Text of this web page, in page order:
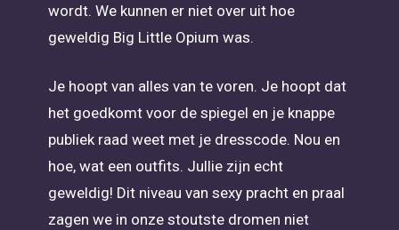
wordt. We kunnen er niet over uit hoe
geweldig Big Little Opium was.
Je hoopt van alles van te voren. Je hoopt dat
het goedkomt voor de spiegel en je knappe
publiek raad weet met je dresscode. Nou en
hoe, wat een outfits. Jullie zijn echt
geweldig! Dit niveau van sexy pracht en praal
zagen we in onze stoutste dromen niet